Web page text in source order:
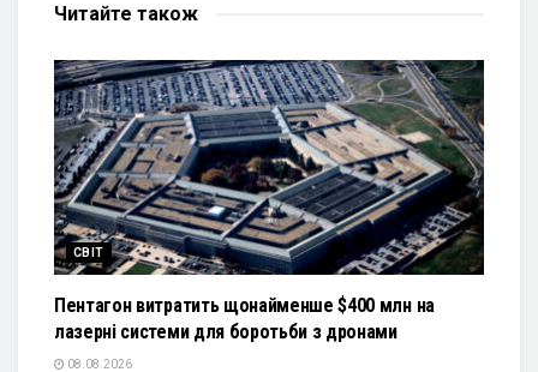
Читайте також
СВІТ
Пентагон витратить щонайменше $400 млн на
лазерні системи для боротьби з дронами
08.08.2026